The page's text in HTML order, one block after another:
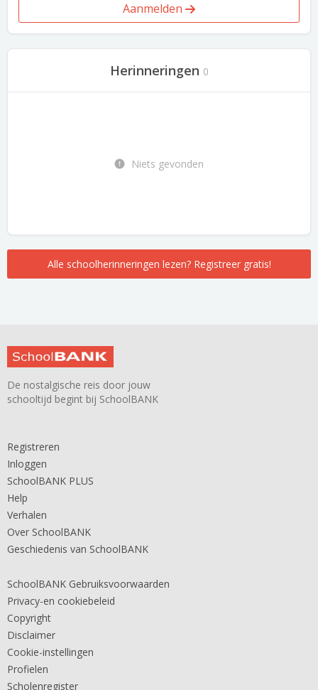
Aanmelden
Herinneringen 0
Niets gevonden
Alle schoolherinneringen lezen? Registreer gratis!
De nostalgische reis door jouw
schooltijd begint bij SchoolBANK
Registreren
Inloggen
SchoolBANK PLUS
Help
Verhalen
Over SchoolBANK
Geschiedenis van SchoolBANK
SchoolBANK Gebruiksvoorwaarden
Privacy-en cookiebeleid
Copyright
Disclaimer
Cookie-instellingen
Profielen
Scholenregister